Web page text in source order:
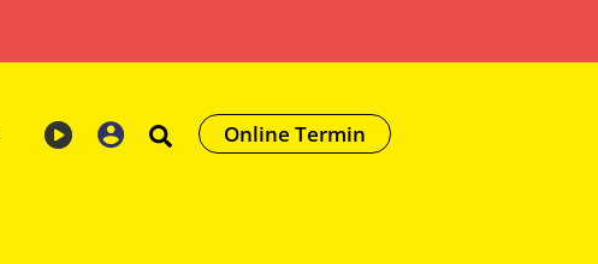
Online Termin